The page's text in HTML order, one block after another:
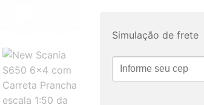
Simulação de frete